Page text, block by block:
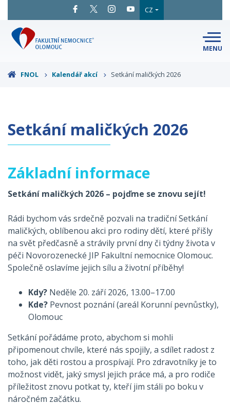
CZ
MENU
FNOL Kalendář akcí Setkání maličkých 2026
Setkání maličkých 2026
Základní informace
Setkání maličkých 2026 – pojďme se znovu sejít!
Rádi bychom vás srdečně pozvali na tradiční Setkání
maličkých, oblíbenou akci pro rodiny dětí, které přišly
na svět předčasně a strávily první dny či týdny života v
péči Novorozenecké JIP Fakultní nemocnice Olomouc.
Společně oslavíme jejich sílu a životní příběhy!
Kdy? Neděle 20. září 2026, 13.00–17.00
Kde? Pevnost poznání (areál Korunní pevnůstky),
Olomouc
Setkání pořádáme proto, abychom si mohli
připomenout chvíle, které nás spojily, a sdílet radost z
toho, jak děti rostou a prospívají. Pro zdravotníky je to
možnost vidět, jaký smysl jejich práce má, a pro rodiče
příležitost znovu potkat ty, kteří jim stáli po boku v
náročném začátku.